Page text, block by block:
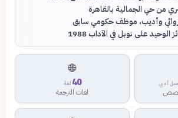
من حي الجمالية بالقاهرة
وأديب، موظف حكومي سابق
الوحيد على نوبل في الآداب 1988
عمل أدبي
🌐
40 لغة
لغات الترجمة